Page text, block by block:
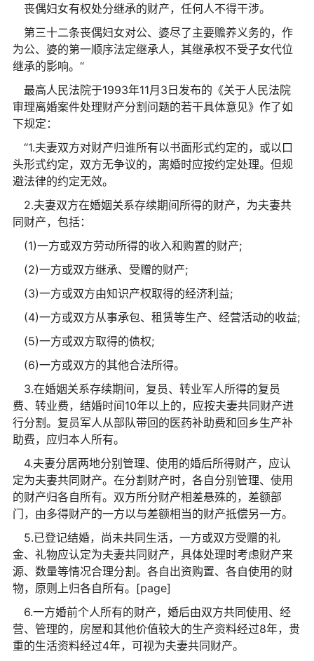
丧偶妇女有权处分继承的财产，任何人不得干涉。
第三十二条丧偶妇女对公、婆尽了主要赡养义务的，作
为公、婆的第一顺序法定继承人，其继承权不受子女代位
继承的影响。“
最高人民法院于1993年11月3日发布的《关于人民法院
审理离婚案件处理财产分割问题的若干具体意见》作了如
下规定：
“1.夫妻双方对财产归谁所有以书面形式约定的，或以口
头形式约定，双方无争议的，离婚时应按约定处理。但规
避法律的约定无效。
2.夫妻双方在婚姻关系存续期间所得的财产，为夫妻共
同财产，包括：
(1)一方或双方劳动所得的收入和购置的财产;
(2)一方或双方继承、受赠的财产;
(3)一方或双方由知识产权取得的经济利益;
(4)一方或双方从事承包、租赁等生产、经营活动的收益;
(5)一方或双方取得的债权;
(6)一方或双方的其他合法所得。
3.在婚姻关系存续期间，复员、转业军人所得的复员
费、转业费，结婚时间10年以上的，应按夫妻共同财产进
行分割。复员军人从部队带回的医药补助费和回乡生产补
助费，应归本人所有。
4.夫妻分居两地分别管理、使用的婚后所得财产，应认
定为夫妻共同财产。在分割财产时，各自分别管理、使用
的财产归各自所有。双方所分财产相差悬殊的，差额部
门，由多得财产的一方以与差额相当的财产抵偿另一方。
5.已登记结婚，尚未共同生活，一方或双方受赠的礼
金、礼物应认定为夫妻共同财产，具体处理时考虑财产来
源、数量等情况合理分割。各自出资购置、各自使用的财
物，原则上归各自所有。[page]
6.一方婚前个人所有的财产，婚后由双方共同使用、经
营、管理的，房屋和其他价值较大的生产资料经过8年，贵
重的生活资料经过4年，可视为夫妻共同财产。